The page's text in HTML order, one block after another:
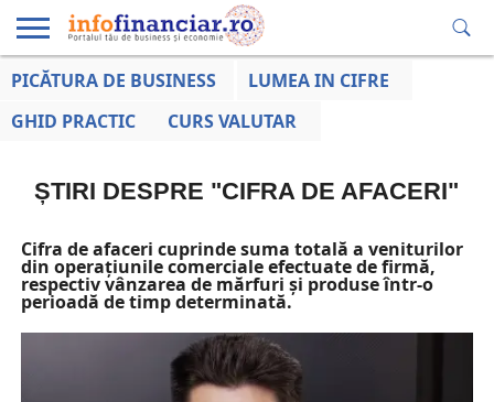
EDUCAȚIE
LA ZI
AFACERILOR
PICĂTURA DE BUSINESS
LUMEA IN CIFRE
GHID PRACTIC
CURS VALUTAR
ȘTIRI DESPRE "CIFRA DE AFACERI"
Cifra de afaceri cuprinde suma totală a veniturilor
din operațiunile comerciale efectuate de firmă,
respectiv vânzarea de mărfuri și produse într-o
perioadă de timp determinată.